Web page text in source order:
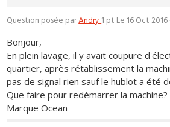
Question posée parAndry1 pt Le 16 Oct
Bonjour,
En plein lavage, il y avait coupure
quartier, après rétablissement la
pas de signal rien sauf le hublot a été
Que faire pour redémarrer la machine?
Marque Ocean